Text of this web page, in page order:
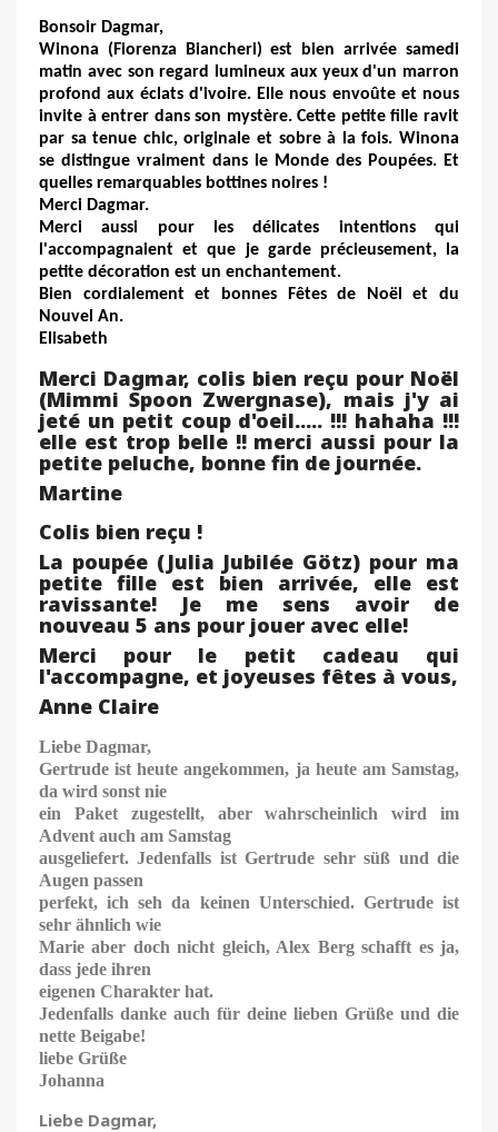
Bonsoir Dagmar,
Winona (Fiorenza Biancheri) est bien arrivée samedi
matin avec son regard lumineux aux yeux d'un marron
profond aux éclats d'ivoire. Elle nous envoûte et nous
invite à entrer dans son mystère. Cette petite fille ravit
par sa tenue chic, originale et sobre à la fois. Winona
se distingue vraiment dans le Monde des Poupées. Et
quelles remarquables bottines noires !
Merci Dagmar.
Merci aussi pour les délicates intentions qui
l'accompagnaient et que je garde précieusement, la
petite décoration est un enchantement.
Bien cordialement et bonnes Fêtes de Noël et du
Nouvel An.
Elisabeth
Merci Dagmar, colis bien reçu pour Noël
(Mimmi Spoon Zwergnase), mais j'y ai
jeté un petit coup d'oeil..... !!! hahaha !!!
elle est trop belle !! merci aussi pour la
petite peluche, bonne fin de journée.
Martine
Colis bien reçu !
La poupée (Julia Jubilée Götz) pour ma
petite fille est bien arrivée, elle est
ravissante! Je me sens avoir de
nouveau 5 ans pour jouer avec elle!
Merci pour le petit cadeau qui
l'accompagne, et joyeuses fêtes à vous,
Anne Claire
Liebe Dagmar,
Gertrude ist heute angekommen, ja heute am Samstag,
da wird sonst nie
ein Paket zugestellt, aber wahrscheinlich wird im
Advent auch am Samstag
ausgeliefert. Jedenfalls ist Gertrude sehr süß und die
Augen passen
perfekt, ich seh da keinen Unterschied. Gertrude ist
sehr ähnlich wie
Marie aber doch nicht gleich, Alex Berg schafft es ja,
dass jede ihren
eigenen Charakter hat.
Jedenfalls danke auch für deine lieben Grüße und die
nette Beigabe!
liebe Grüße
Johanna
Liebe Dagmar,